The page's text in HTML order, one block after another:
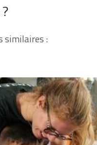
similaires :